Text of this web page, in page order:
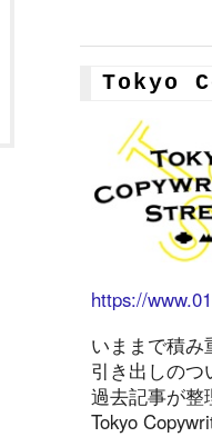
Tokyo
https://
いままで積み
引き出しのつ
過去記事が整
Tokyo